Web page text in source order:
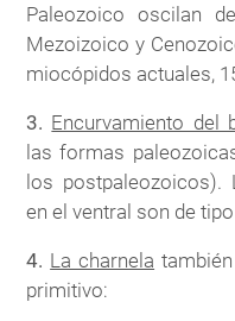
Paleozoico oscilan
Mezoizoico y
miocópidos actuales,
3. Encurvamiento del
las formas
los postpaleozoicos).
en el ventral son de
4. La charnela
primitivo: